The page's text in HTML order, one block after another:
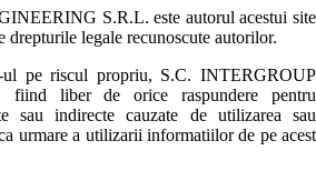
S.R.L. este autorul acestui site
drepturile legale recunoscute autorilor.
ul pe riscul propriu, S.C. INTERGROUP
fiind liber de orice raspundere pentru
sau indirecte cauzate de utilizarea sau
urmare a utilizarii informatiilor de pe acest